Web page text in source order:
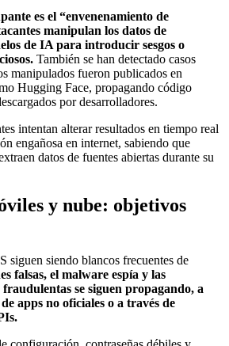
es el “envenenamiento de
manipulan los datos de
de IA para introducir sesgos o
También se han detectado casos
manipulados fueron publicados en
Hugging Face, propagando código
por desarrolladores.
intentan alterar resultados en tiempo real
engañosa en internet, sabiendo que
datos de fuentes abiertas durante su
y nube: objetivos
siguen siendo blancos frecuentes de
falsas, el malware espía y las
se siguen propagando, a
apps no oficiales o a través de